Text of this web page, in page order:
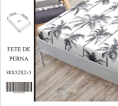
Lenjerii de pat Bumbac 100%
Lenjerii de pat Cocolino
Lenjerii de pat Finet + 2 Draperii
Lenjerii de pat Saten 4 piese cu
elastic